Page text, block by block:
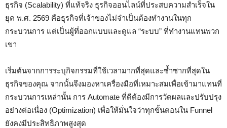
ธุรกิจ (Scalability) ที่แท้จริง ธุรกิจออนไลน์ที่ประสบความสำเร็จใน
ยุค พ.ศ. 2569 คือธุรกิจที่เจ้าของไม่จำเป็นต้องทำงานในทุก
กระบวนการ แต่เป็นผู้ที่ออกแบบและดูแล “ระบบ” ที่ทำงานแทนพวก
เขา
เริ่มต้นจากการระบุกิจกรรมที่ใช้เวลามากที่สุดและซ้ำซากที่สุดใน
ธุรกิจของคุณ จากนั้นจึงมองหาเครื่องมือที่เหมาะสมเพื่อเข้ามาแทนที่
กระบวนการเหล่านั้น การ Automate ที่ดีต้องมีการวัดผลและปรับปรุง
อย่างต่อเนื่อง (Optimization) เพื่อให้มั่นใจว่าทุกขั้นตอนใน Funnel
ยังคงมีประสิทธิภาพสูงสุด